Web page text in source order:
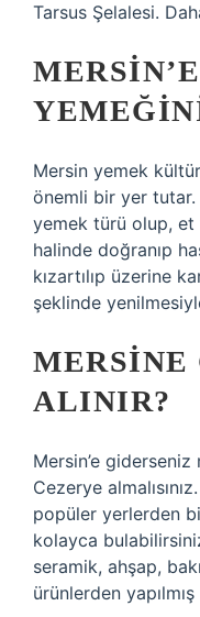
Tarsus Şelalesi.
Mersin yemek
önemli bir yer tutar.
yemek türü olup, et
halinde doğranıp
kızartılıp üzerine
şeklinde
MERSINE
ALINIR?
Mersin’e
Cezerye
popüler yerlerden
kolayca
seramik, ahşap,
ürünlerden